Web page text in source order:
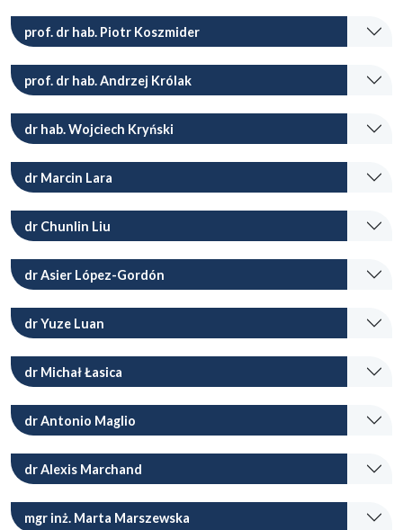
prof. dr hab. Piotr Koszmider
prof. dr hab. Andrzej Królak
dr hab. Wojciech Kryński
dr Marcin Lara
dr Chunlin Liu
dr Asier López-Gordón
dr Yuze Luan
dr Michał Łasica
dr Antonio Maglio
dr Alexis Marchand
mgr inż. Marta Marszewska